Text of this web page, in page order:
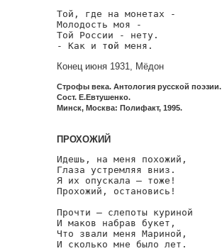
Той, где на монетах -
Молодость моя -
Той России - нету.
- Как и той меня.
Конец июня 1931, Мёдон
Строфы века. Антология русской поэзии.
Сост. Е.Евтушенко.
Минск, Москва: Полифакт, 1995.
ПРОХОЖИЙ
Идешь, на меня похожий,
Глаза устремляя вниз.
Я их опускала — тоже!
Прохожий, остановись!
Прочти — слепоты куриной
И маков набрав букет,
Что звали меня Мариной,
И сколько мне было лет.